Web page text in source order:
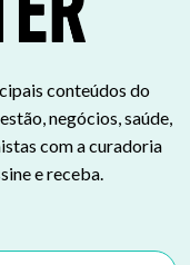
conteúdos do
negócios, saúde,
com a curadoria
e receba.